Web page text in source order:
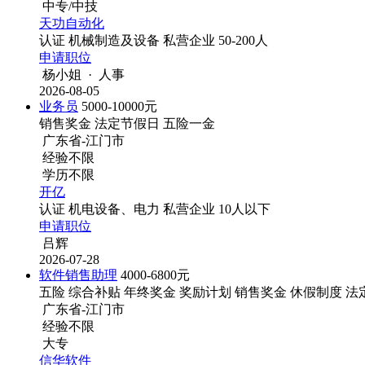
中专/中技
天功自动化
认证 机械制造及设备 私营企业 50-200人
申请职位
杨小姐 · 人事
2026-08-05
业务员 5000-10000元
销售奖金 法定节假日 五险一金
广东省-江门市
经验不限
学历不限
开亿
认证 机电设备、电力 私营企业 10人以下
申请职位
吕辉
2026-07-28
软件销售助理 4000-6800元
五险 综合补贴 年终奖金 奖励计划 销售奖金 休假制度 法
广东省-江门市
经验不限
大专
信华软件